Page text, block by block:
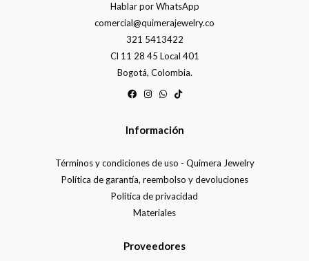
Hablar por WhatsApp
comercial@quimerajewelry.co
321 5413422
Cl 11 28 45 Local 401
Bogotá, Colombia.
Información
Términos y condiciones de uso - Quimera Jewelry
Política de garantía, reembolso y devoluciones
Política de privacidad
Materiales
Proveedores